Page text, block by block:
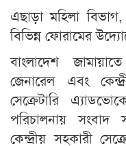
এছাড়া মহিলা
বিভিন্ন ফোরামের
বাংলাদেশ
জেনারেল এবং
সেক্রেটারি
পরিচালনায়
কেন্দ্রীয় সহকারী